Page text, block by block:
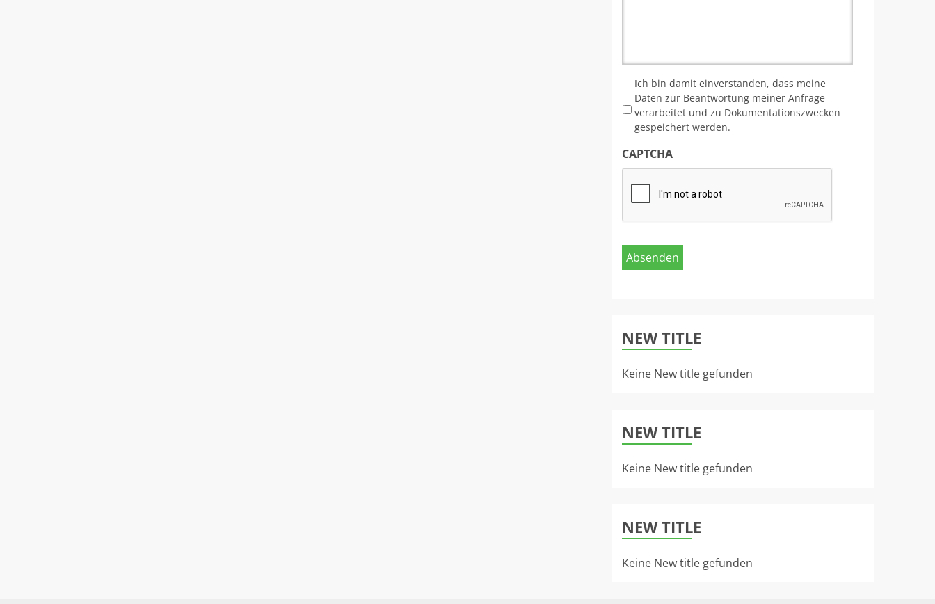
Ich bin damit einverstanden, dass meine
Daten zur Beantwortung meiner Anfrage
verarbeitet und zu Dokumentationszwecken
gespeichert werden.
CAPTCHA
NEW TITLE
Keine New title gefunden
NEW TITLE
Keine New title gefunden
NEW TITLE
Keine New title gefunden